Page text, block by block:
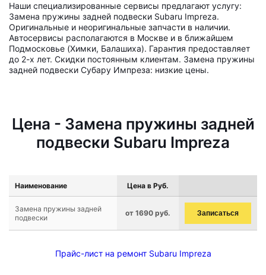
Наши специализированные сервисы предлагают услугу:
Замена пружины задней подвески Subaru Impreza.
Оригинальные и неоригинальные запчасти в наличии.
Автосервисы располагаются в Москве и в ближайшем
Подмосковье (Химки, Балашиха). Гарантия предоставляет
до 2-х лет. Скидки постоянным клиентам. Замена пружины
задней подвески Субару Импреза: низкие цены.
Цена - Замена пружины задней
подвески Subaru Impreza
Наименование Цена в Руб.
Замена пружины задней
подвески
от 1690 руб. Записаться
Прайс-лист на ремонт Subaru Impreza